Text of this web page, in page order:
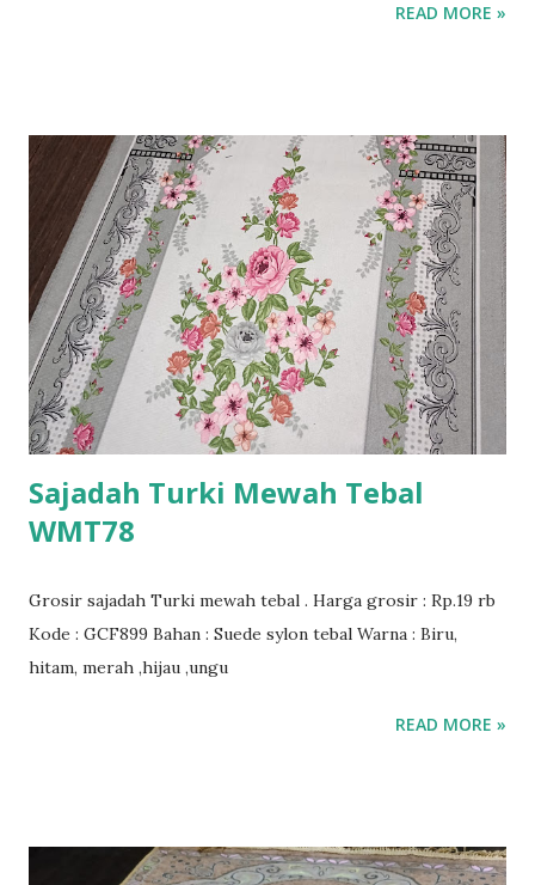
READ MORE »
Sajadah Turki Mewah Tebal
WMT78
Grosir sajadah Turki mewah tebal . Harga grosir : Rp.19 rb
Kode : GCF899 Bahan : Suede sylon tebal Warna : Biru,
hitam, merah ,hijau ,ungu
READ MORE »